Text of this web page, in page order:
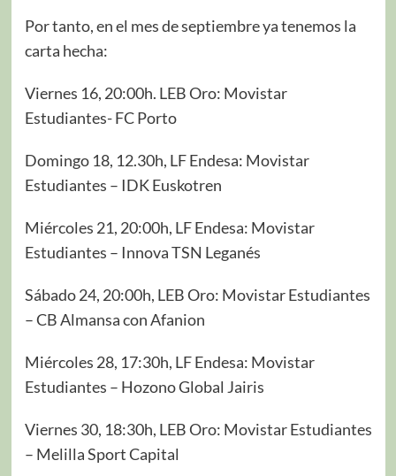
Por tanto, en el mes de septiembre ya tenemos la
carta hecha:
Viernes 16, 20:00h. LEB Oro: Movistar
Estudiantes- FC Porto
Domingo 18, 12.30h, LF Endesa: Movistar
Estudiantes – IDK Euskotren
Miércoles 21, 20:00h, LF Endesa: Movistar
Estudiantes – Innova TSN Leganés
Sábado 24, 20:00h, LEB Oro: Movistar Estudiantes
– CB Almansa con Afanion
Miércoles 28, 17:30h, LF Endesa: Movistar
Estudiantes – Hozono Global Jairis
Viernes 30, 18:30h, LEB Oro: Movistar Estudiantes
– Melilla Sport Capital